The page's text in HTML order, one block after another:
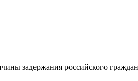
задержания российского